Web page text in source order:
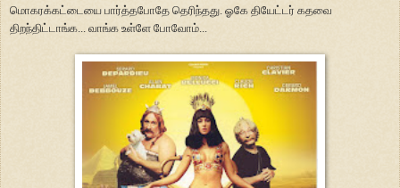
மொகரக்கட்டையை பார்த்தபோதே தெரிந்தது. ஓகே தியேட்டர் கதவை
திறந்திட்டாங்க... வாங்க உள்ளே போவோம்...